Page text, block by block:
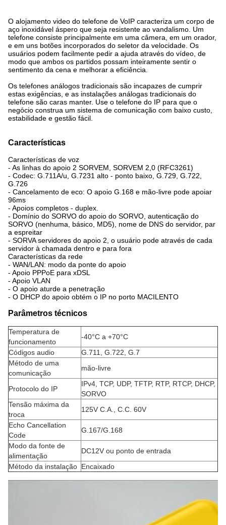
O alojamento video do telefone de VoIP caracteriza um corpo de
aço inoxidável áspero que seja resistente ao vandalismo. Um
telefone consiste principalmente em uma câmera, em um orador,
e em uns botões incorporados do seletor da velocidade. Os
usuários podem facilmente pedir a ajuda através do vídeo, de
modo que ambos os partidos possam inteiramente sentir o
sentimento da cena e melhorar a eficiência.
Os telefones análogos tradicionais são incapazes de cumprir
estas exigências, e as instalações análogas tradicionais do
telefone são caras manter. Use o telefone do IP para que o
negócio construa um sistema de comunicação com baixo custo,
estabilidade e gestão fácil.
Características
Características de voz
- As linhas do apoio 2 SORVEM, SORVEM 2,0 (RFC3261)
- Codec: G.711A/u, G.7231 alto - ponto baixo, G.729, G.722,
G.726
- Cancelamento de eco: O apoio G.168 e mão-livre pode apoiar
96ms
- Apoios completos - duplex.
- Domínio do SORVO do apoio do SORVO, autenticação do
SORVO (nenhuma, básico, MD5), nome de DNS do servidor, par
a espreitar
- SORVA servidores do apoio 2, o usuário pode através de cada
servidor à chamada dentro e para fora
Características da rede
- WAN/LAN: modo da ponte do apoio
- Apoio PPPoE para xDSL
- Apoio VLAN
- O apoio aturde a penetração
- O DHCP do apoio obtém o IP no porto MACILENTO
Parâmetros técnicos
Temperatura de
funcionamento
-40°C a +70°C
Códigos audio
G.711, G.722, G.7
Método de uma
comunicação
mão-livre
Protocolo do IP
IPv4, TCP, UDP, TFTP, RTP, RTCP, DHCP,
SORVO
Tensão máxima da
troca
125V C.A., C.C. 60V
Echo Cancellation
Code
G.167/G.168
Modo da fonte de
alimentação
DC12V ou ponto de entrada
Método da instalação Encaixado